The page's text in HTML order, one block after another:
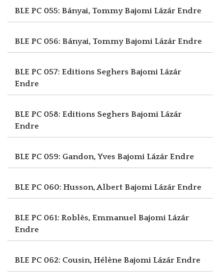
BLE PC 055: Bányai, TommyBajomi Lázár Endre
BLE PC 056: Bányai, TommyBajomi Lázár Endre
BLE PC 057: Editions Seghers Bajomi Lázár
Endre
BLE PC 058: Editions Seghers Bajomi Lázár
Endre
BLE PC 059: Gandon, Yves Bajomi Lázár Endre
BLE PC 060: Husson, Albert Bajomi Lázár Endre
BLE PC 061: Roblès, Emmanuel Bajomi Lázár
Endre
BLE PC 062: Cousin, Hélène Bajomi Lázár Endre